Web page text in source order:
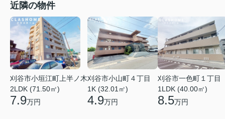
近隣の物件
刈谷市小垣江町上半ノ木
2LDK (71.50㎡)
7.9万円
刈谷市小山町４丁目
1K (32.01㎡)
4.9万円
刈谷市一色町１丁目
1LDK (40.00㎡)
8.5万円